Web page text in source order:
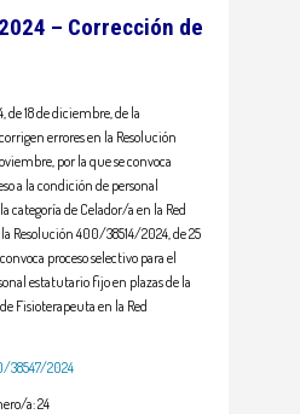
– Corrección de
18 de diciembre, de la
errores en la Resolución
por la que se convoca
a la condición de personal
categoría de Celador/a en la Red
Resolución 400/38514/2024, de 25
proceso selectivo para el
estatutario fijo en plazas de la
Fisioterapeuta en la Red
38547/2024
a: 24